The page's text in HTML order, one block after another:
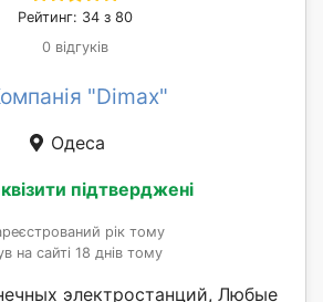
Рейтинг: 34 з 80
0 відгуків
"Dimax"
Одеса
підтверджені
рік тому
на сайті 18 днів тому
электростанций, Любые